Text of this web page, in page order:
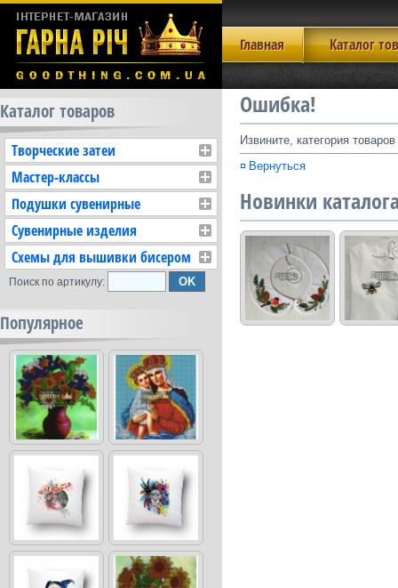
Главная Каталог
Каталог товаров
Творческие затеи
Мастер-классы
Подушки сувенирные
Сувенирные изделия
Схемы для вышивки бисером
Поиск по артикулу:
Популярное
Ошибка!
Извините, категория
Вернуться
Новинки